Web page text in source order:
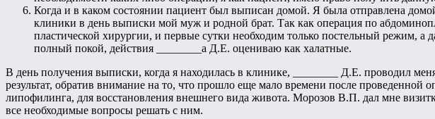
Когда и в каком состоянии пациент был выписан домой. Я была отправлена
клиники в день выписки мой муж и родной брат. Так как операция по
пластической хирургии, и первые сутки необходим только постельный режим, а
полный покой, действия ________а Д.Е. оцениваю как халатные.
В день получения выписки, когда я находилась в клинике, ________ Д.Е. проводил
результат, обратив внимание на то, что прошло еще мало времени после
липофилинга, для восстановления внешнего вида живота. Морозов В.П. дал мне
все необходимые вопросы решать с ним.